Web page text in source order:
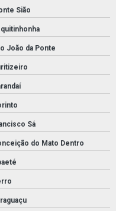
de petróleo
combustíveis
óleo industrial
Sião
João da Ponte
Sá
do Mato Dentro